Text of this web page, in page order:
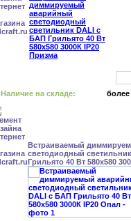
Наличие на складе: более
Встраиваемый
светодиодный
Грильято 40 Вт 580x580